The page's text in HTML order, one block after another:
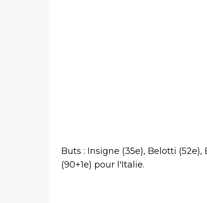
Buts : Insigne (35e), Belotti
(90+1e) pour l'Italie.